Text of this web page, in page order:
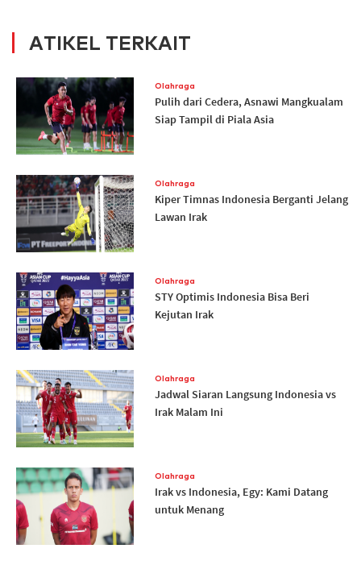
ATIKEL TERKAIT
Olahraga
Pulih dari Cedera, Asnawi Mangkualam
Siap Tampil di Piala Asia
Olahraga
Kiper Timnas Indonesia Berganti Jelang
Lawan Irak
Olahraga
STY Optimis Indonesia Bisa Beri
Kejutan Irak
Olahraga
Jadwal Siaran Langsung Indonesia vs
Irak Malam Ini
Olahraga
Irak vs Indonesia, Egy: Kami Datang
untuk Menang